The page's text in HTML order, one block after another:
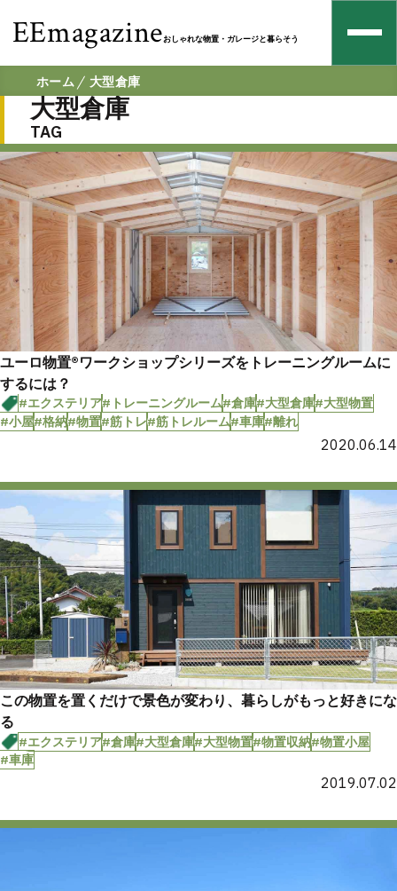
EEmagazineおしゃれな物置・ガレージと暮らそう
ホーム 大型倉庫
大型倉庫
TAG
ユーロ物置®︎ワークショップシリーズをトレーニングルームに
するには？
#エクステリア#トレーニングルーム#倉庫#大型倉庫#大型物置
#小屋#格納#物置#筋トレ#筋トレルーム#車庫#離れ
2020.06.14
この物置を置くだけで景色が変わり、暮らしがもっと好きにな
る
#エクステリア#倉庫#大型倉庫#大型物置#物置収納#物置小屋
#車庫
2019.07.02